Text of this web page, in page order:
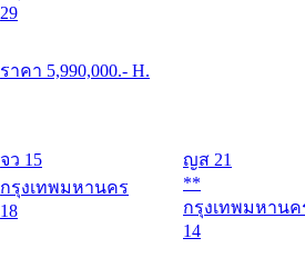
29
ราคา 5,990,000.- H.
จว 15
กรุงเทพมหานคร
18
ญส 21
**
กรุงเทพมหานค
14